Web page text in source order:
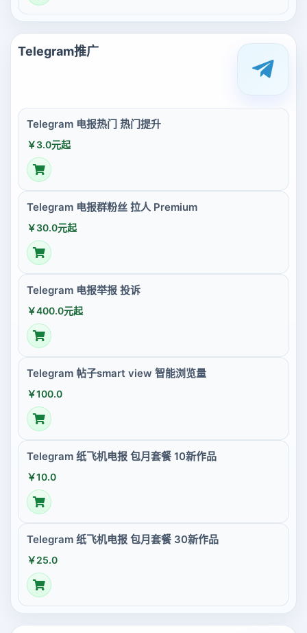
Telegram推广
Telegram 电报热门 热门提升
￥3.0元起
Telegram 电报群粉丝 拉人 Premium
￥30.0元起
Telegram 电报举报 投诉
￥400.0元起
Telegram 帖子smart view 智能浏览量
￥100.0
Telegram 纸飞机电报 包月套餐 10新作品
￥10.0
Telegram 纸飞机电报 包月套餐 30新作品
￥25.0